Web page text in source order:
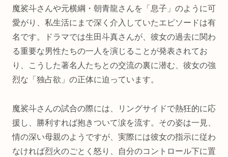
魔裟斗さんや元横綱・朝青龍さんを「息子」のように可
愛がり、私生活にまで深く介入していたエピソードは有
名です。ドラマでは生田斗真さんが、彼女の過去に関わ
る重要な男性たちの一人を演じることが発表されてお
り、こうした著名人たちとの交流の裏に潜む、彼女の強
烈な「独占欲」の正体に迫っています。
魔裟斗さんの試合の際には、リングサイドで熱狂的に応
援し、勝利すれば抱きついて涙を流す。その姿は一見、
情の深い母親のようですが、実際には彼女の指示に従わ
なければ烈火のごとく怒り、自分のコントロール下に置